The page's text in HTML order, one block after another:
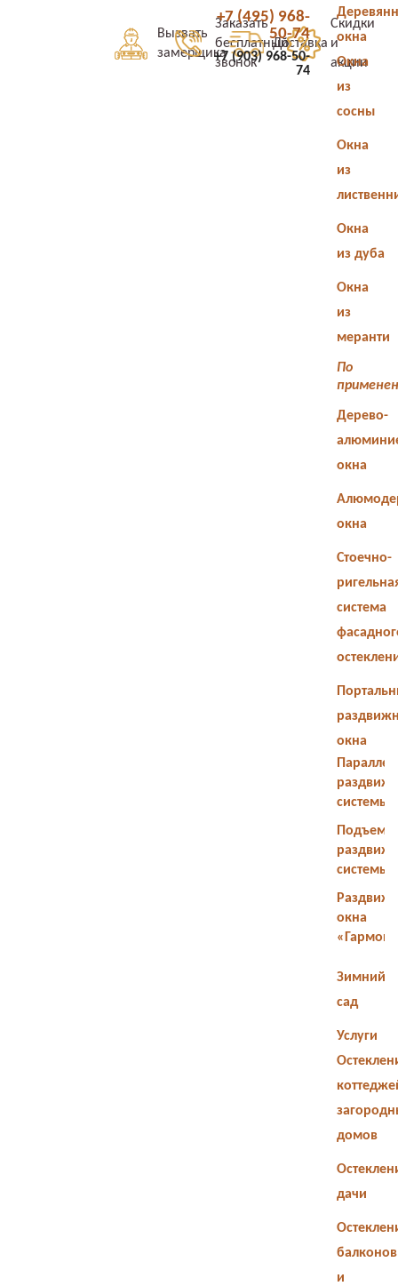
Вызвать
замерщика
Заказать
бесплатный
звонок
Доставка
Скидки
и
акции
+7 (495) 968-
50-74
+7 (903) 968-50-
74
окна
Окна
из
сосны
Окна
из
Окна
из дуба
Окна
из
меранти
По
Дерево-
окна
окна
Стоечно-
система
окна
системы
системы
окна
Зимний
сад
Услуги
домов
дачи
балконов
и